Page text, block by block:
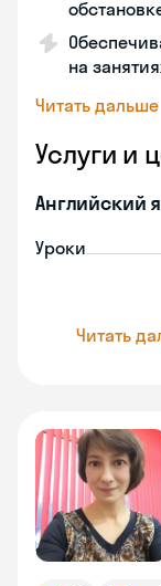
на
Читать дальше
Услуги и
Английский
Уроки
Читать